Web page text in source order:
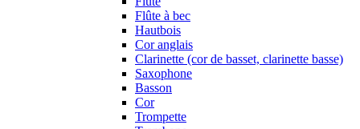
Flûte à bec
Hautbois
Cor anglais
Clarinette (cor de basset, clarinette basse)
Saxophone
Basson
Cor
Trompette